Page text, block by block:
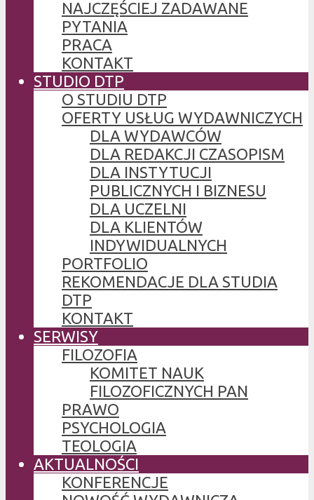
NAJCZĘŚCIEJ ZADAWANE
PYTANIA
PRACA
KONTAKT
STUDIO DTP
O STUDIU DTP
OFERTY USŁUG WYDAWNICZYCH
DLA WYDAWCÓW
DLA REDAKCJI CZASOPISM
DLA INSTYTUCJI
PUBLICZNYCH I BIZNESU
DLA UCZELNI
DLA KLIENTÓW
INDYWIDUALNYCH
PORTFOLIO
REKOMENDACJE DLA STUDIA
DTP
KONTAKT
SERWISY
FILOZOFIA
KOMITET NAUK
FILOZOFICZNYCH PAN
PRAWO
PSYCHOLOGIA
TEOLOGIA
AKTUALNOŚCI
KONFERENCJE